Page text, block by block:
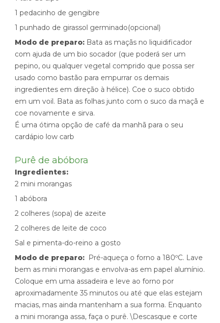
1 pedacinho de gengibre
1 punhado de girassol germinado(opcional)
Modo de preparo: Bata as maçãs no liquidificador
com ajuda de um bio socador (que poderá ser um
pepino, ou qualquer vegetal comprido que possa ser
usado como bastão para empurrar os demais
ingredientes em direção à hélice). Coe o suco obtido
em um voil. Bata as folhas junto com o suco da maçã e
coe novamente e sirva.
É uma ótima opção de café da manhã para o seu
cardápio low carb
Purê de abóbora
Ingredientes:
2 mini morangas
1 abóbora
2 colheres (sopa) de azeite
2 colheres de leite de coco
Sal e pimenta-do-reino a gosto
Modo de preparo: Pré-aqueça o forno a 180ºC. Lave
bem as mini morangas e envolva-as em papel alumínio.
Coloque em uma assadeira e leve ao forno por
aproximadamente 35 minutos ou até que elas estejam
macias, mas ainda mantenham a sua forma. Enquanto
a mini moranga assa, faça o purê. \Descasque e corte